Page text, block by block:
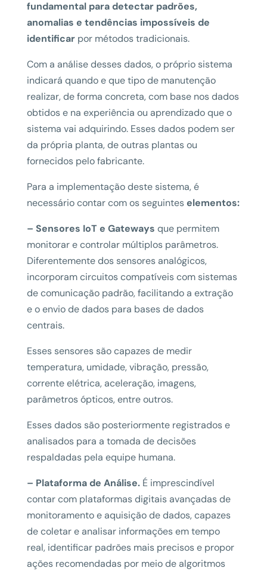
fundamental para detectar padrões,
anomalias e tendências impossíveis de
identificarpor métodos tradicionais.
Com a análise desses dados, o próprio sistema
indicará quando e que tipo de manutenção
realizar, de forma concreta, com base nos dados
obtidos e na experiência ou aprendizado que o
sistema vai adquirindo. Esses dados podem ser
da própria planta, de outras plantas ou
fornecidos pelo fabricante.
Para a implementação deste sistema, é
necessário contar com os seguinteselementos:
– Sensores IoT e Gateways que permitem
monitorar e controlar múltiplos parâmetros.
Diferentemente dos sensores analógicos,
incorporam circuitos compatíveis com sistemas
de comunicação padrão, facilitando a extração
e o envio de dados para bases de dados
centrais.
Esses sensores são capazes de medir
temperatura, umidade, vibração, pressão,
corrente elétrica, aceleração, imagens,
parâmetros ópticos, entre outros.
Esses dados são posteriormente registrados e
analisados para a tomada de decisões
respaldadas pela equipe humana.
– Plataforma de Análise.É imprescindível
contar com plataformas digitais avançadas de
monitoramento e aquisição de dados, capazes
de coletar e analisar informações em tempo
real, identificar padrões mais precisos e propor
ações recomendadas por meio de algoritmos